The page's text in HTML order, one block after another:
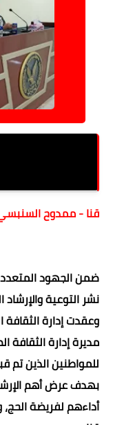
قنا - ممدوح
ضمن الجهود
نشر التوعية
وعقدت إدارة
مديرة إدارة
للمواطنين الذين تم
بهدف عرض أهم
أداءهم لفريضة الحج،